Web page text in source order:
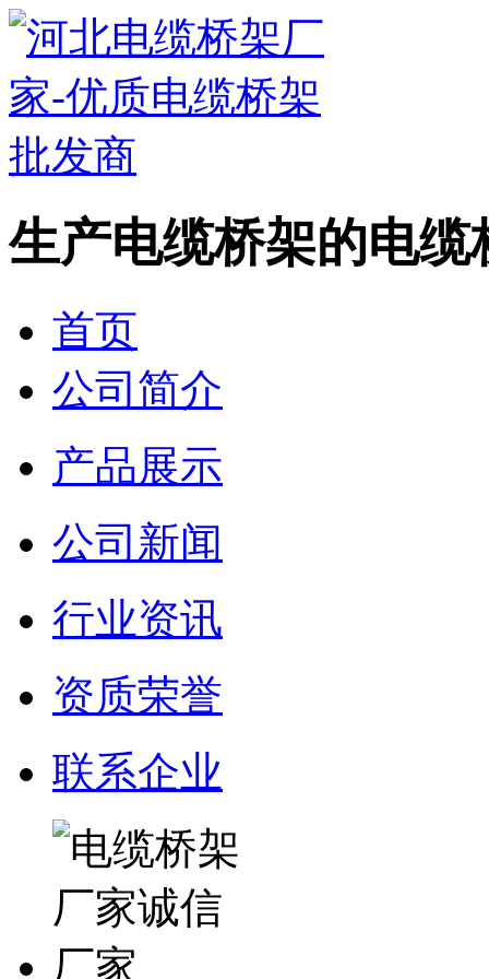
生产电缆桥架的电缆
首页
公司简介
产品展示
公司新闻
行业资讯
资质荣誉
联系企业